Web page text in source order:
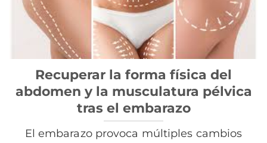
Recuperar la forma física del
abdomen y la musculatura pélvica
tras el embarazo
El embarazo provoca múltiples cambios